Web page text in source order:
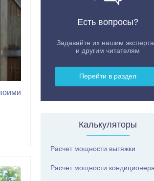
Есть вопросы?
Задавайте их нашим
и другим читателям
Перейти в раздел
Калькуляторы
Расчет мощности вытяжки
Расчет мощности кондиционера